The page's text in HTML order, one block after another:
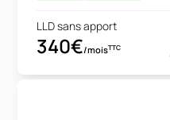
LLD sans apport
340€/moisTTC